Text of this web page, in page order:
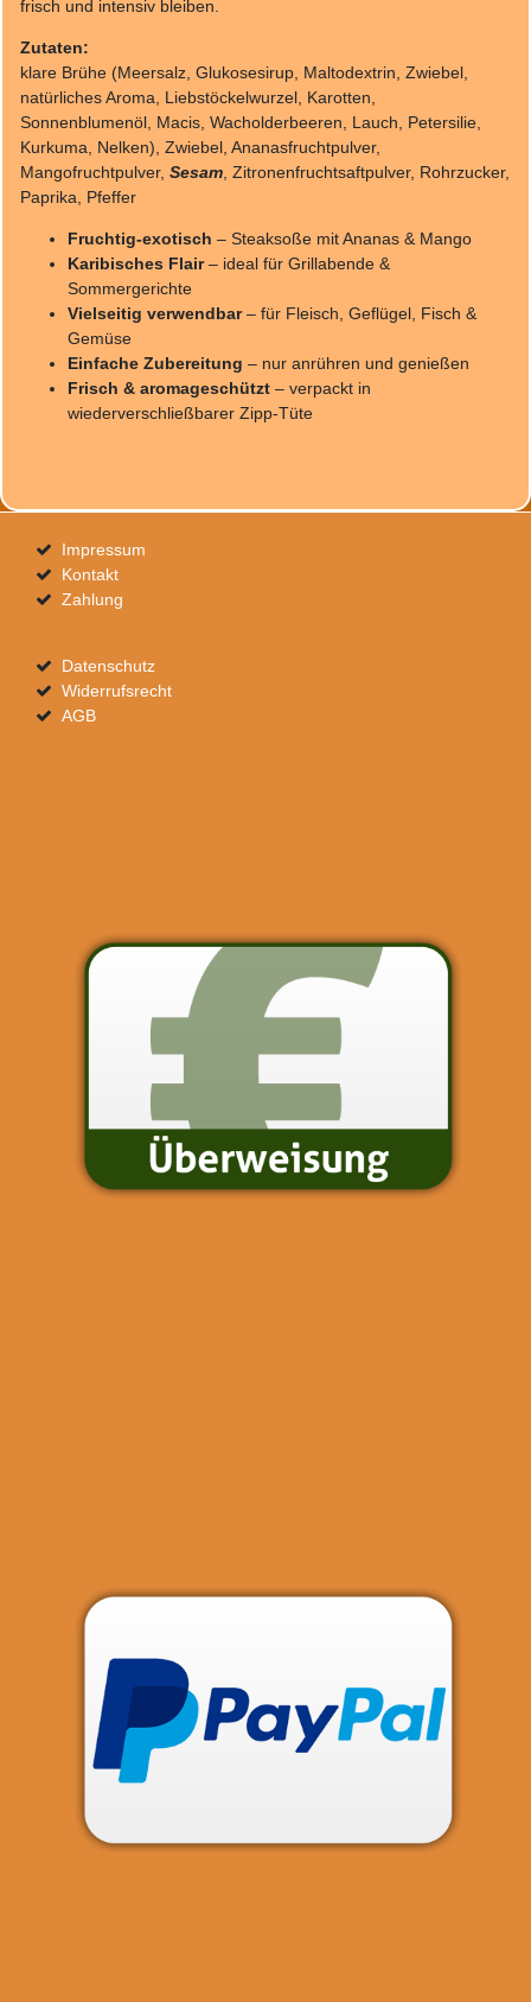
frisch und intensiv bleiben.
Zutaten:
klare Brühe (Meersalz, Glukosesirup, Maltodextrin, Zwiebel,
natürliches Aroma, Liebstöckelwurzel, Karotten,
Sonnenblumenöl, Macis, Wacholderbeeren, Lauch, Petersilie,
Kurkuma, Nelken), Zwiebel, Ananasfruchtpulver,
Mangofruchtpulver, Sesam , Zitronenfruchtsaftpulver, Rohrzucker,
Paprika, Pfeffer
Fruchtig-exotisch – Steaksoße mit Ananas & Mango
Karibisches Flair– ideal für Grillabende &
Sommergerichte
Vielseitig verwendbar– für Fleisch, Geflügel, Fisch &
Gemüse
Einfache Zubereitung – nur anrühren und genießen
Frisch & aromageschützt – verpackt in
wiederverschließbarer Zipp-Tüte
Impressum
Kontakt
Zahlung
Datenschutz
Widerrufsrecht
AGB